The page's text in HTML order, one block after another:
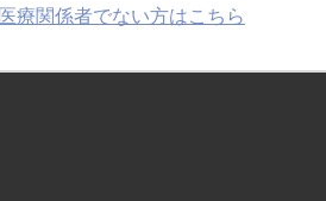
療関係者でない方はこちら